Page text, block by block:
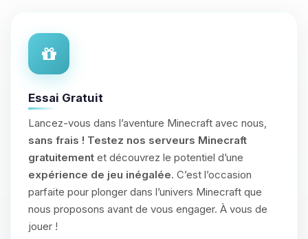
Essai Gratuit
Lancez-vous dans l’aventure Minecraft avec nous,
sans frais ! Testez nos serveurs Minecraft
gratuitement et découvrez le potentiel d’une
expérience de jeu inégalée. C’est l’occasion
parfaite pour plonger dans l’univers Minecraft que
nous proposons avant de vous engager. À vous de
jouer !